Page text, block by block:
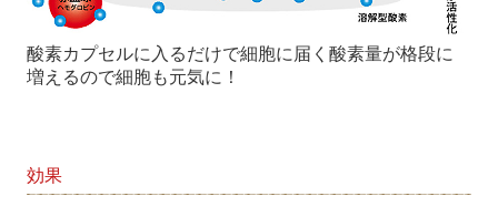
酸素カプセルに入るだけで細胞に届く酸素量が格段に
増えるので細胞も元気に！
効果